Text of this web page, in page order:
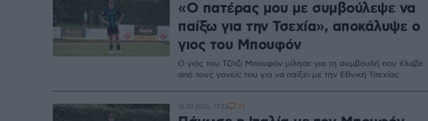
«Ο πατέρας μου με συμβούλεψε να
παίξω για την Τσεχία», αποκάλυψε ο
γιος του Μπουφόν
Ο γιός του Τζίτζι Μπουφόν μίλησε για τη συμβουλή που έλαβε
από τους γονείς του για να παίξει με την Εθνική Τσεχίας
18.02.2025, 17:33 23